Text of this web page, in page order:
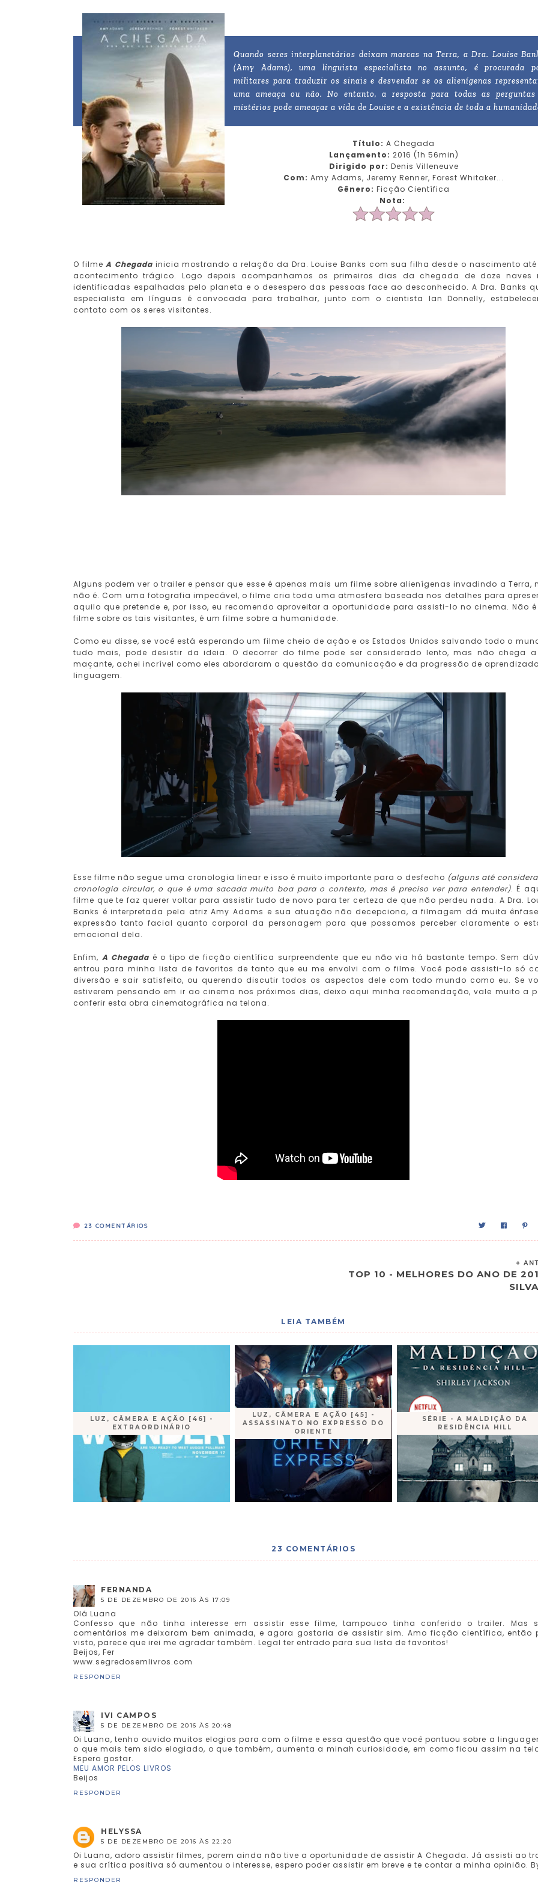
Quando seres interplanetários deixam marcas na Terra, a Dra. Louise
(Amy Adams), uma linguista especialista no assunto, é procurada
militares para traduzir os sinais e desvendar se os alienígenas
uma ameaça ou não. No entanto, a resposta para todas as perguntas
mistérios pode ameaçar a vida de Louise e a existência de toda a
Título: A Chegada
Lançamento: 2016 (1h 56min)
Dirigido por: Denis Villeneuve
Com: Amy Adams, Jeremy Renner, Forest Whitaker...
Gênero: Ficção Científica
Nota:
O filmeA Chegadainicia mostrando a relação da Dra. Louise Banks com sua filha desde o nascimento até
acontecimento trágico. Logo depois acompanhamos os primeiros dias da chegada de doze naves
identificadas espalhadas pelo planeta e o desespero das pessoas face ao desconhecido. A Dra. Banks
especialista em línguas é convocada para trabalhar, junto com o cientista Ian Donnelly,
contato com os seres visitantes.
Alguns podem ver o trailer e pensar que esse é apenas mais um filme sobre alienígenas invadindo a Terra,
não é. Com uma fotografia impecável, o filme cria toda uma atmosfera baseada nos detalhes para
aquilo que pretende e, por isso, eu recomendo aproveitar a oportunidade para assisti-lo no cinema. Não é
filme sobre os tais visitantes, é um filme sobre a humanidade.
Como eu disse, se você está esperando um filme cheio de ação e os Estados Unidos salvando todo o
tudo mais, pode desistir da ideia. O decorrer do filme pode ser considerado lento, mas não chega a
maçante, achei incrível como eles abordaram a questão da comunicação e da progressão de
linguagem.
Esse filme não segue uma cronologia linear e isso é muito importante para o desfecho (alguns até
cronologia circular, o que é uma sacada muito boa para o contexto, mas é preciso ver para entender). É
filme que te faz querer voltar para assistir tudo de novo para ter certeza de que não perdeu nada. A Dra.
Banks é interpretada pela atriz Amy Adams e sua atuação não decepciona, a filmagem dá muita
expressão tanto facial quanto corporal da personagem para que possamos perceber claramente o
emocional dela.
Enfim, A Chegada é o tipo de ficção científica surpreendente que eu não via há bastante tempo. Sem
entrou para minha lista de favoritos de tanto que eu me envolvi com o filme. Você pode assisti-lo só
diversão e sair satisfeito, ou querendo discutir todos os aspectos dele com todo mundo como eu. Se
estiverem pensando em ir ao cinema nos próximos dias, deixo aqui minha recomendação, vale muito a
conferir esta obra cinematográfica na telona.
23 COMENTÁRIOS
+
TOP 10 - MELHORES DO ANO DE
LEIA TAMBÉM
LUZ, CÂMERA E AÇÃO [46] -
EXTRAORDINÁRIO
LUZ, CÂMERA E AÇÃO [45] -
ASSASSINATO NO EXPRESSO DO
ORIENTE
SÉRIE - A MALDIÇÃO DA
RESIDÊNCIA HILL
23 COMENTÁRIOS
FERNANDA
5 DE DEZEMBRO DE 2016 ÀS 17:09
Olá Luana
Confesso que não tinha interesse em assistir esse filme, tampouco tinha conferido o trailer. Mas
comentários me deixaram bem animada, e agora gostaria de assistir sim. Amo ficção científica, então
visto, parece que irei me agradar também. Legal ter entrado para sua lista de favoritos!
Beijos, Fer
www.segredosemlivros.com
RESPONDER
IVI CAMPOS
5 DE DEZEMBRO DE 2016 ÀS 20:48
Oi Luana, tenho ouvido muitos elogios para com o filme e essa questão que você pontuou sobre a
o que mais tem sido elogiado, o que também, aumenta a minah curiosidade, em como ficou assim na
Espero gostar.
MEU AMOR PELOS LIVROS
Beijos
RESPONDER
HELYSSA
5 DE DEZEMBRO DE 2016 ÀS 22:20
Oi Luana, adoro assistir filmes, porem ainda não tive a oportunidade de assistir A Chegada. Já assisti ao
e sua crítica positiva só aumentou o interesse, espero poder assistir em breve e te contar a minha opinião.
RESPONDER